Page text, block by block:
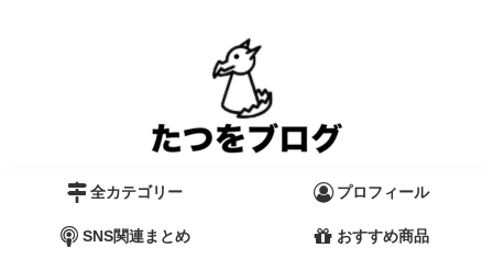
全カテゴリー プロフィール
SNS関連まとめ おすすめ商品